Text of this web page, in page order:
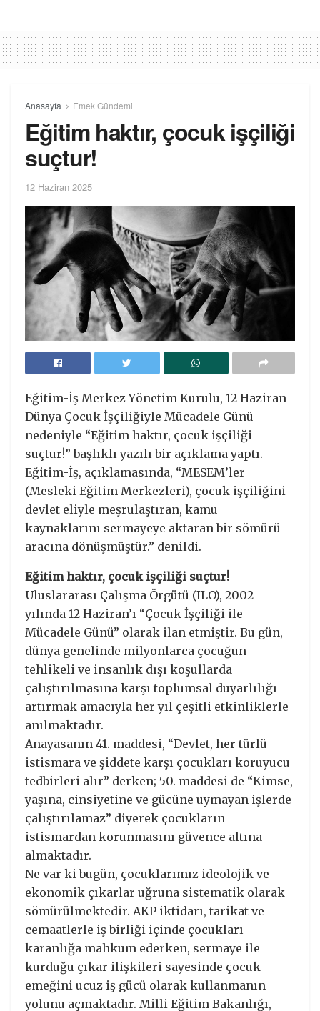
Anasayfa Emek Gündemi
Eğitim haktır, çocuk işçiliği
suçtur!
12 Haziran 2025
Eğitim-İş Merkez Yönetim Kurulu, 12 Haziran
Dünya Çocuk İşçiliğiyle Mücadele Günü
nedeniyle “Eğitim haktır, çocuk işçiliği
suçtur!” başlıklı yazılı bir açıklama yaptı.
Eğitim-İş, açıklamasında, “MESEM’ler
(Mesleki Eğitim Merkezleri), çocuk işçiliğini
devlet eliyle meşrulaştıran, kamu
kaynaklarını sermayeye aktaran bir sömürü
aracına dönüşmüştür.” denildi.
Eğitim haktır, çocuk işçiliği suçtur!
Uluslararası Çalışma Örgütü (ILO), 2002
yılında 12 Haziran’ı “Çocuk İşçiliği ile
Mücadele Günü” olarak ilan etmiştir. Bu gün,
dünya genelinde milyonlarca çocuğun
tehlikeli ve insanlık dışı koşullarda
çalıştırılmasına karşı toplumsal duyarlılığı
artırmak amacıyla her yıl çeşitli etkinliklerle
anılmaktadır.
Anayasanın 41. maddesi, “Devlet, her türlü
istismara ve şiddete karşı çocukları koruyucu
tedbirleri alır” derken; 50. maddesi de “Kimse,
yaşına, cinsiyetine ve gücüne uymayan işlerde
çalıştırılamaz” diyerek çocukların
istismardan korunmasını güvence altına
almaktadır.
Ne var ki bugün, çocuklarımız ideolojik ve
ekonomik çıkarlar uğruna sistematik olarak
sömürülmektedir. AKP iktidarı, tarikat ve
cemaatlerle iş birliği içinde çocukları
karanlığa mahkum ederken, sermaye ile
kurduğu çıkar ilişkileri sayesinde çocuk
emeğini ucuz iş gücü olarak kullanmanın
yolunu açmaktadır. Milli Eğitim Bakanlığı,